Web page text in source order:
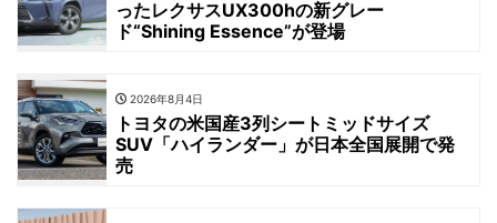
ったレクサスUX300hの新グレー
ド“Shining Essence”が登場
2026年8月4日
トヨタの米国産3列シートミッドサイズ
SUV「ハイランダー」が日本全国展開で発
売